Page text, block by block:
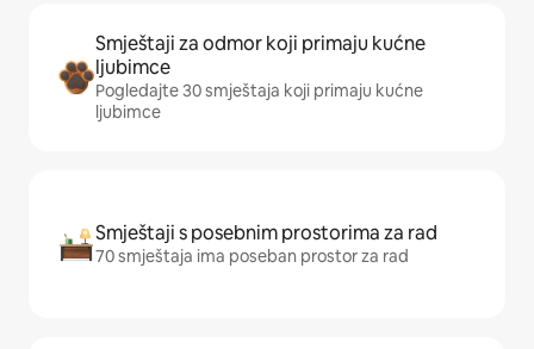
Smještaji za odmor koji primaju kućne
ljubimce
Pogledajte 30 smještaja koji primaju kućne
ljubimce
Smještaji s posebnim prostorima za rad
70 smještaja ima poseban prostor za rad